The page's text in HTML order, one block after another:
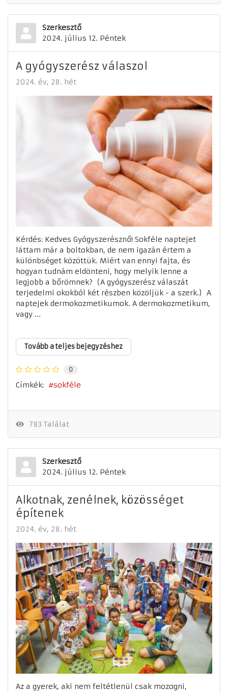
Szerkesztő
2024. július 12. Péntek
A gyógyszerész válaszol
2024. év 28. hét
Kérdés: Kedves Gyógyszerésznő! Sokféle naptejet
láttam már a boltokban, de nem igazán értem a
különbséget közöttük. Miért van ennyi fajta, és
hogyan tudnám eldönteni, hogy melyik lenne a
legjobb a bőrömnek? (A gyógyszerész válaszát
terjedelmi okokból két részben közöljük - a szerk.) A
naptejek dermokozmetikumok. A dermokozmetikum,
vagy ...
Tovább a teljes bejegyzéshez
0
Címkék: sokféle
783 Találat
Szerkesztő
2024. július 12. Péntek
Alkotnak, zenélnek, közösséget
építenek
2024. év 28. hét
Az a gyerek, aki nem feltétlenül csak mozogni,